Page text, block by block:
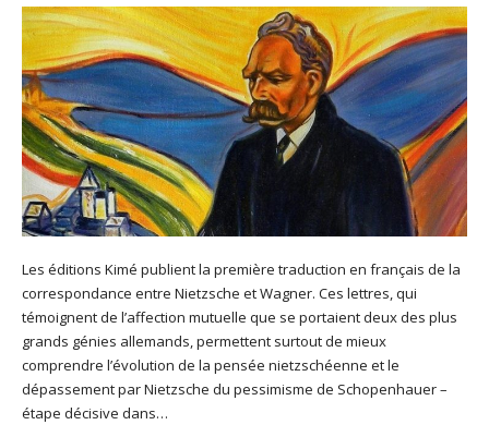
Les éditions Kimé publient la première traduction en français de la
correspondance entre Nietzsche et Wagner. Ces lettres, qui
témoignent de l’affection mutuelle que se portaient deux des plus
grands génies allemands, permettent surtout de mieux
comprendre l’évolution de la pensée nietzschéenne et le
dépassement par Nietzsche du pessimisme de Schopenhauer –
étape décisive dans…